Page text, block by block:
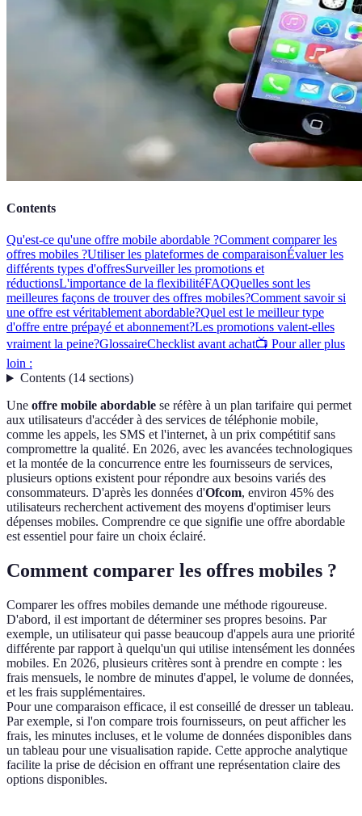
Contents
Qu'est-ce qu'une offre mobile abordable ?Comment comparer les
offres mobiles ?Utiliser les plateformes de comparaisonÉvaluer les
différents types d'offresSurveiller les promotions et
réductionsL'importance de la flexibilitéFAQQuelles sont les
meilleures façons de trouver des offres mobiles?Comment savoir si
une offre est véritablement abordable?Quel est le meilleur type
d'offre entre prépayé et abonnement?Les promotions valent-elles
vraiment la peine?GlossaireChecklist avant achat📺 Pour aller plus
loin :
Contents(14 sections)
Une offre mobile abordable se réfère à un plan tarifaire qui permet
aux utilisateurs d'accéder à des services de téléphonie mobile,
comme les appels, les SMS et l'internet, à un prix compétitif sans
compromettre la qualité. En 2026, avec les avancées technologiques
et la montée de la concurrence entre les fournisseurs de services,
plusieurs options existent pour répondre aux besoins variés des
consommateurs. D'après les données d'Ofcom, environ 45% des
utilisateurs recherchent activement des moyens d'optimiser leurs
dépenses mobiles. Comprendre ce que signifie une offre abordable
est essentiel pour faire un choix éclairé.
Comment comparer les offres mobiles ?
Comparer les offres mobiles demande une méthode rigoureuse.
D'abord, il est important de déterminer ses propres besoins. Par
exemple, un utilisateur qui passe beaucoup d'appels aura une priorité
différente par rapport à quelqu'un qui utilise intensément les données
mobiles. En 2026, plusieurs critères sont à prendre en compte : les
frais mensuels, le nombre de minutes d'appel, le volume de données,
et les frais supplémentaires.
Pour une comparaison efficace, il est conseillé de dresser un tableau.
Par exemple, si l'on compare trois fournisseurs, on peut afficher les
frais, les minutes incluses, et le volume de données disponibles dans
un tableau pour une visualisation rapide. Cette approche analytique
facilite la prise de décision en offrant une représentation claire des
options disponibles.